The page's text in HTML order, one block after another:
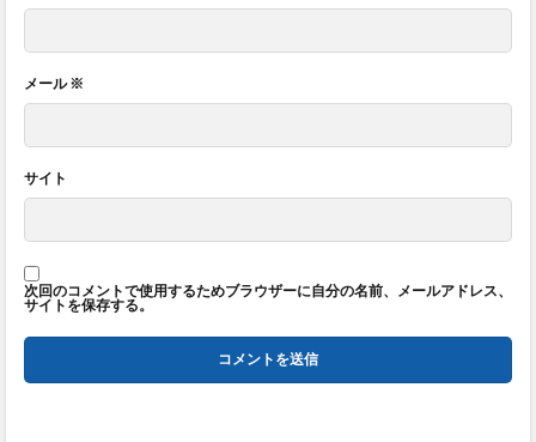
メール※
サイト
次回のコメントで使用するためブラウザーに自分の名前、メールアドレス、
サイトを保存する。